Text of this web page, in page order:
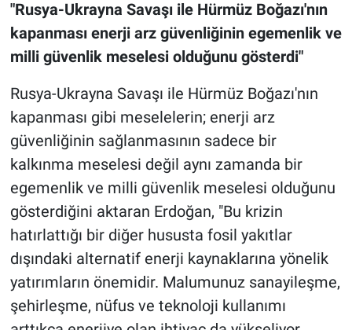
"Rusya-Ukrayna Savaşı ile Hürmüz Boğazı'nın
kapanması enerji arz güvenliğinin egemenlik ve
milli güvenlik meselesi olduğunu gösterdi"
Rusya-Ukrayna Savaşı ile Hürmüz Boğazı'nın
kapanması gibi meselelerin; enerji arz
güvenliğinin sağlanmasının sadece bir
kalkınma meselesi değil aynı zamanda bir
egemenlik ve milli güvenlik meselesi olduğunu
gösterdiğini aktaran Erdoğan, "Bu krizin
hatırlattığı bir diğer hususta fosil yakıtlar
dışındaki alternatif enerji kaynaklarına yönelik
yatırımların önemidir. Malumunuz sanayileşme,
şehirleşme, nüfus ve teknoloji kullanımı